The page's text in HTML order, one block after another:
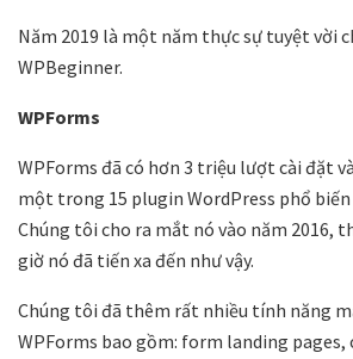
Năm 2019 là một năm thực sự tuyệt vời
WPBeginner.
WPForms
WPForms đã có hơn 3 triệu lượt cài đặt
một trong 15 plugin WordPress phổ
Chúng tôi cho ra mắt nó vào năm 2016,
giờ nó đã tiến xa đến như vậy.
Chúng tôi đã thêm rất nhiều tính năng
WPForms bao gồm: form landing